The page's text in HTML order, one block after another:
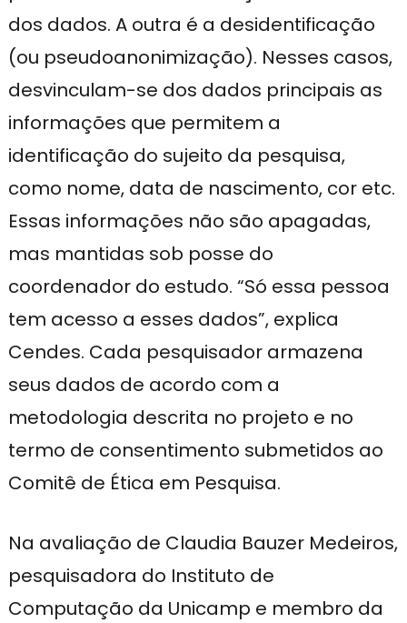
dos dados. A outra é a desidentificação
(ou pseudoanonimização). Nesses casos,
desvinculam-se dos dados principais as
informações que permitem a
identificação do sujeito da pesquisa,
como nome, data de nascimento, cor etc.
Essas informações não são apagadas,
mas mantidas sob posse do
coordenador do estudo. “Só essa pessoa
tem acesso a esses dados”, explica
Cendes. Cada pesquisador armazena
seus dados de acordo com a
metodologia descrita no projeto e no
termo de consentimento submetidos ao
Comitê de Ética em Pesquisa.
Na avaliação de Claudia Bauzer Medeiros,
pesquisadora do Instituto de
Computação da Unicamp e membro da